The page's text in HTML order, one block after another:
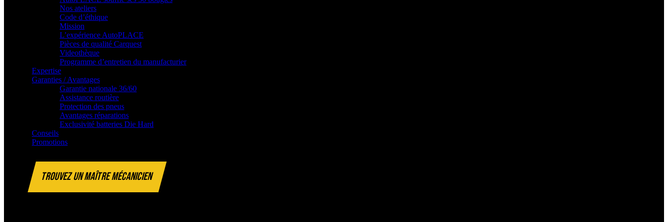
Nos ateliers
Code d’éthique
Mission
L’expérience AutoPLACE
Pièces de qualité Carquest
Videothèque
Programme d’entretien du manufacturier
Expertise
Garanties / Avantages
Garantie nationale 36/60
Assistance routière
Protection des pneus
Avantages réparations
Exclusivité batteries Die Hard
Conseils
Promotions
TROUVEZ UN MAÎTRE MÉCANICIEN